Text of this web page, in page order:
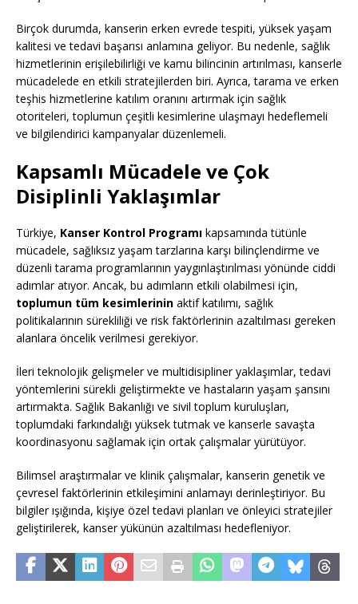
Birçok durumda, kanserin erken evrede tespiti, yüksek yaşam
kalitesi ve tedavi başarısı anlamına geliyor. Bu nedenle, sağlık
hizmetlerinin erişilebilirliği ve kamu bilincinin artırılması, kanserle
mücadelede en etkili stratejilerden biri. Ayrıca, tarama ve erken
teşhis hizmetlerine katılım oranını artırmak için sağlık
otoriteleri, toplumun çeşitli kesimlerine ulaşmayı hedeflemeli
ve bilgilendirici kampanyalar düzenlemeli.
Kapsamlı Mücadele ve Çok
Disiplinli Yaklaşımlar
Türkiye, Kanser Kontrol Programı kapsamında tütünle
mücadele, sağlıksız yaşam tarzlarına karşı bilinçlendirme ve
düzenli tarama programlarının yaygınlaştırılması yönünde ciddi
adımlar atıyor. Ancak, bu adımların etkili olabilmesi için,
toplumun tüm kesimlerinin aktif katılımı, sağlık
politikalarının sürekliliği ve risk faktörlerinin azaltılması gereken
alanlara öncelik verilmesi gerekiyor.
İleri teknolojik gelişmeler ve multidisipliner yaklaşımlar, tedavi
yöntemlerini sürekli geliştirmekte ve hastaların yaşam şansını
artırmakta. Sağlık Bakanlığı ve sivil toplum kuruluşları,
toplumdaki farkındalığı yüksek tutmak ve kanserle savaşta
koordinasyonu sağlamak için ortak çalışmalar yürütüyor.
Bilimsel araştırmalar ve klinik çalışmalar, kanserin genetik ve
çevresel faktörlerinin etkileşimini anlamayı derinleştiriyor. Bu
bilgiler ışığında, kişiye özel tedavi planları ve önleyici stratejiler
geliştirilerek, kanser yükünün azaltılması hedefleniyor.